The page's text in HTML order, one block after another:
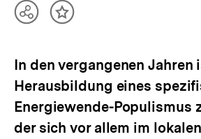
TeilenInhalt
In den vergangenen Jahren
Herausbildung eines
Energiewende-Populismus
der sich vor allem im